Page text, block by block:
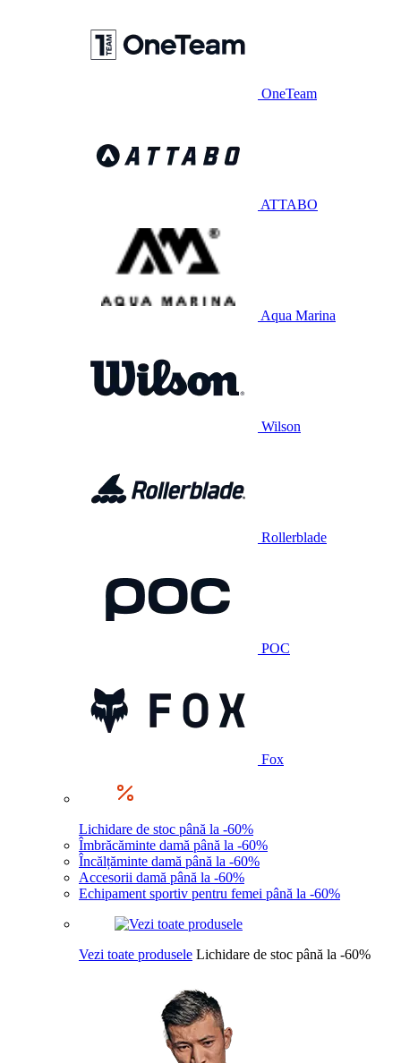
OneTeam
ATTABO
Aqua Marina
Wilson
Rollerblade
POC
Fox
Lichidare de stoc până la -60%
Îmbrăcăminte damă până la -60%
Încălțăminte damă până la -60%
Accesorii damă până la -60%
Echipament sportiv pentru femei până la -60%
Vezi toate produsele Lichidare de stoc până la -60%